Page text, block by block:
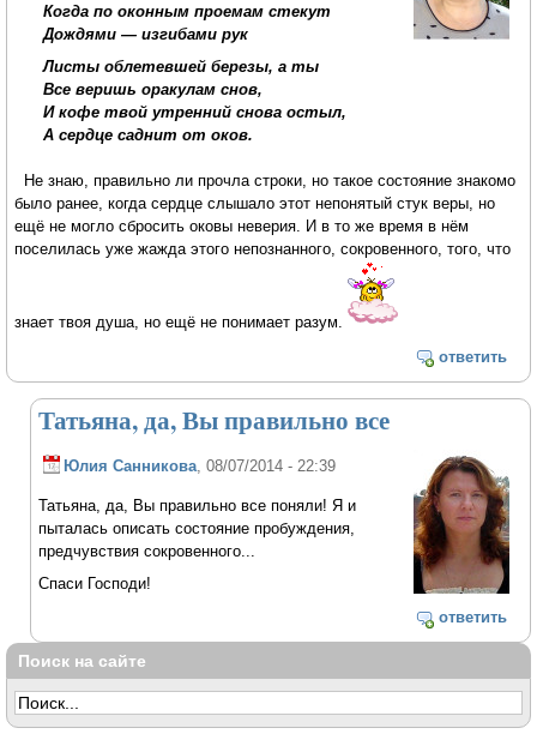
Когда по оконным проемам стекут
Дождями — изгибами рук
Листы облетевшей березы, а ты
Все веришь оракулам снов,
И кофе твой утренний снова остыл,
А сердце саднит от оков.
Не знаю, правильно ли прочла строки, но такое состояние знакомо
было ранее, когда сердце слышало этот непонятый стук веры, но
ещё не могло сбросить оковы неверия. И в то же время в нём
поселилась уже жажда этого непознанного, сокровенного, того, что
знает твоя душа, но ещё не понимает разум.
ответить
Татьяна, да, Вы правильно все
Юлия Санникова, 08/07/2014 - 22:39
Татьяна, да, Вы правильно все поняли! Я и
пыталась описать состояние пробуждения,
предчувствия сокровенного...
Спаси Господи!
ответить
Поиск на сайте